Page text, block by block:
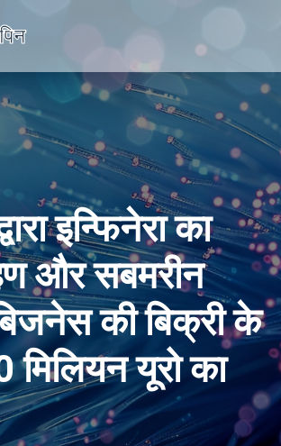
इन्फिनेरा का
और सबमरीन
की बिक्री के
मिलियन यूरो का